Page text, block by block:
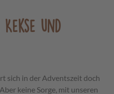
und
sich in der Adventszeit doch
keine Sorge, mit unseren